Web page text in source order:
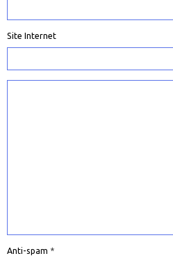
Site Internet
Anti-spam